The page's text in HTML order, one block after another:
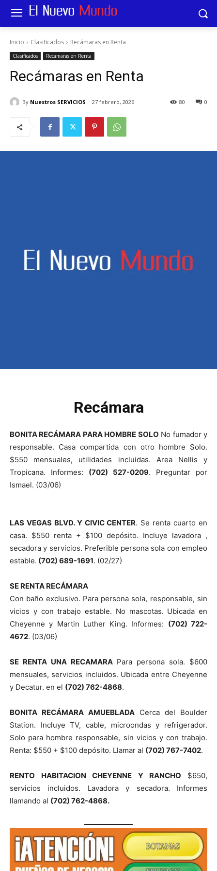
Inicio Clasificados Recámaras en Renta
Clasificados Recamaras en Renta
Recámaras en Renta
By Nuestros SERVICIOS 27 febrero, 2026 0
80
Recámara
BONITA RECÁMARA PARA HOMBRE SOLO No fumador y
responsable. Casa compartida con otro hombre Solo.
$550 mensuales, utilidades incluidas. Area Nellis y
Tropicana. Informes: (702) 527-0209. Preguntar por
Ismael. (03/06)
LAS VEGAS BLVD. Y CIVIC CENTER. Se renta cuarto en
casa. $550 renta + $100 depósito. Incluye lavadora ,
secadora y servicios. Preferible persona sola con empleo
estable. (702) 689-1691. (02/27)
SE RENTA RECÁMARA
Con baño exclusivo. Para persona sola, responsable, sin
vicios y con trabajo estable. No mascotas. Ubicada en
Cheyenne y Martin Luther King. Informes: (702) 722-
4672. (03/06)
SE RENTA UNA RECAMARA Para persona sola. $600
mensuales, servicios incluidos. Ubicada entre Cheyenne
y Decatur. en el (702) 762-4868.
BONITA RECÁMARA AMUEBLADA Cerca del Boulder
Station. Incluye TV, cable, microondas y refrigerador.
Solo para hombre responsable, sin vicios y con trabajo.
Renta: $550 + $100 depósito. Llamar al (702) 767-7402.
RENTO HABITACION CHEYENNE Y RANCHO $650,
servicios incluidos. Lavadora y secadora. Informes
llamando al (702) 762-4868.